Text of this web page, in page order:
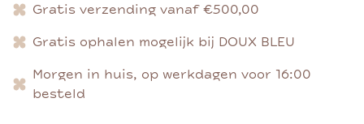
Gratis verzending vanaf €500,00
Gratis ophalen mogelijk bij DOUX BLEU
Morgen in huis, op werkdagen voor 16:00
besteld